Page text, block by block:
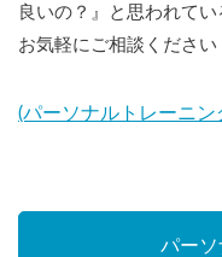
良いの？』と思われてい
お気軽にご相談ください
(パーソナルトレーニ
パー